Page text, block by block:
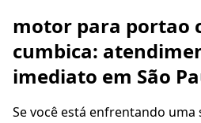
motor para portao
cumbica:
imediato em São
Se você está enfrentando uma